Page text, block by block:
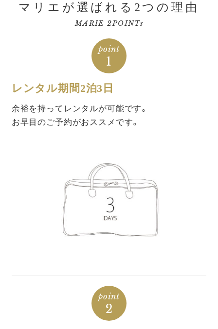
マリエが選ばれる2つの理由
MARIE 2POINTs
point
1
レンタル期間2泊3日
余裕を持ってレンタルが可能です。
お早目のご予約がおススメです。
point
2